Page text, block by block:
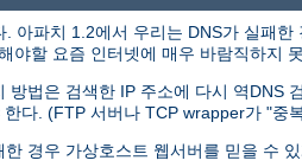
아파치 1.2에서 우리는 DNS가 실패
야할 요즘 인터넷에 매우 바람직하지
법은 검색한 IP 주소에 다시 역
다. (FTP 서버나 TCP wrapper가 "
경우 가상호스트 웹서버를 믿을 수